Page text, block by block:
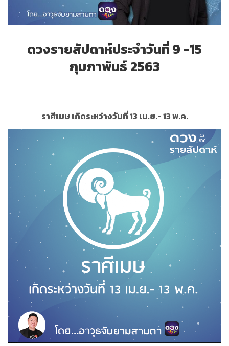
ดวงรายสัปดาห์ประจำวันที่9-15
กุมภาพันธ์2563
ราศีเมษ เกิดระหว่างวันที่ 13 เม.ย.- 13 พ.ค.